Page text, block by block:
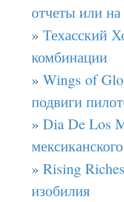
отчеты или на
» Техасский
комбинации
» Wings of
подвиги
» Dia De Los
» Rising
изобилия